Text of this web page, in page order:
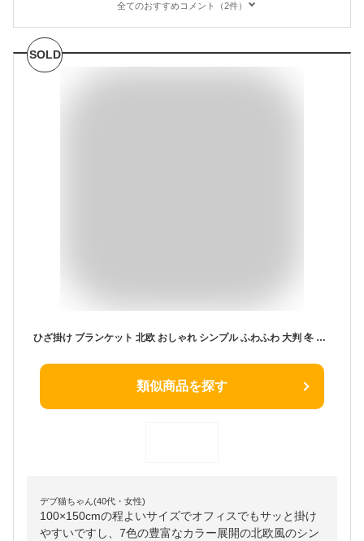
全てのおすすめコメント（2件）
SOLD
ひざ掛け ブランケット 北欧 おしゃれ シンプル ふわふわ 大判 冬 膝掛け 高級 質感 デスク オフィス 暖かい 洗える 夏用 100×150 送料無料
類似商品を探す
デブ猫ちゃん(40代・女性)
100×150cmの程よいサイズでオフィスでもサッと掛け
やすいですし、7色の豊富なカラー展開の北欧風のシン